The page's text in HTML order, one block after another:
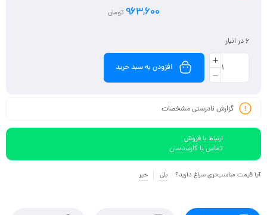
963,600 تومان
6 در انبار
افزودن به سبد خرید
گزارش نادرستی مشخصات
ارتباط با فروش
تماس با کارشناسان
آیا قیمت مناسب‌تری سراغ دارید؟ بلی خیر